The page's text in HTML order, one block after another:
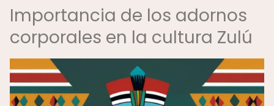
Importancia de los adornos
corporales en la cultura Zulú